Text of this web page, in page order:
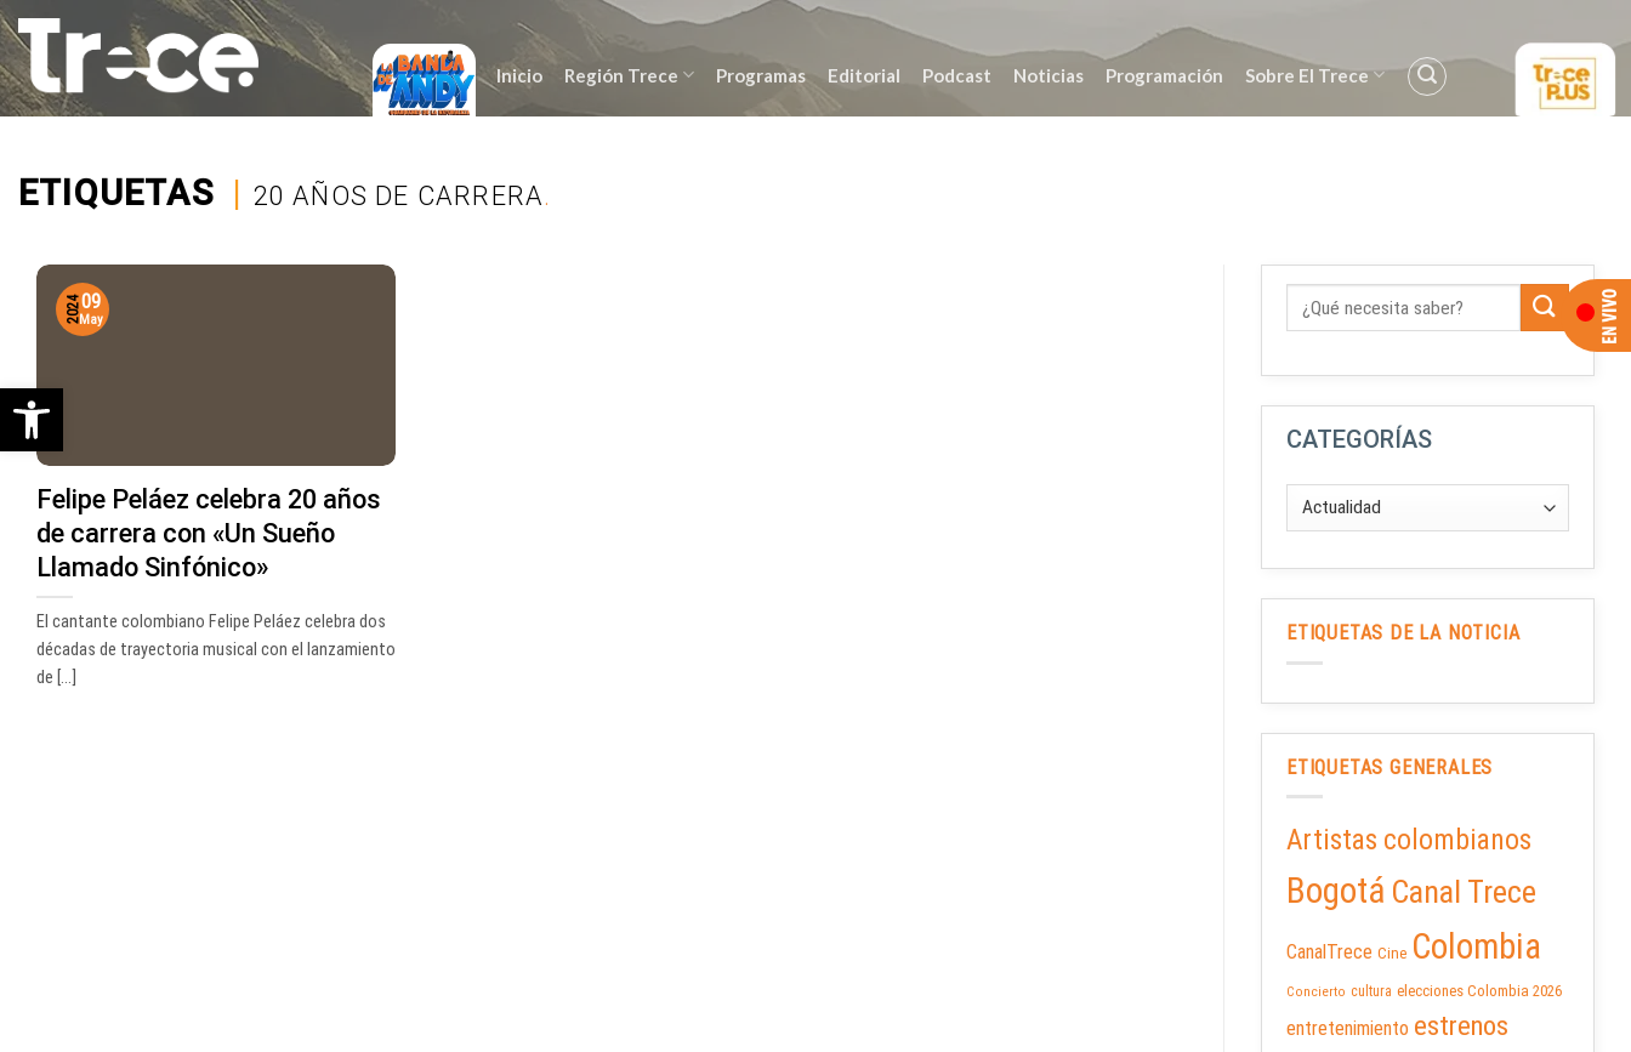
Saltar
al
contenido
Inicio Región Trece Programas Editorial Podcast Noticias Programación Sobre El Trece
ETIQUETAS | 20 AÑOS DE CARRERA.
Felipe Peláez celebra 20 años
de carrera con «Un Sueño
Llamado Sinfónico»
El cantante colombiano Felipe Peláez celebra dos
décadas de trayectoria musical con el lanzamiento
de [...]
09
May
2024
CATEGORÍAS
ETIQUETAS DE LA NOTICIA
ETIQUETAS GENERALES
Artistas colombianos
Bogotá Canal Trece
CanalTrece Cine Colombia
Concierto cultura elecciones Colombia 2026
entretenimiento estrenos
Abrir barra de herramientas